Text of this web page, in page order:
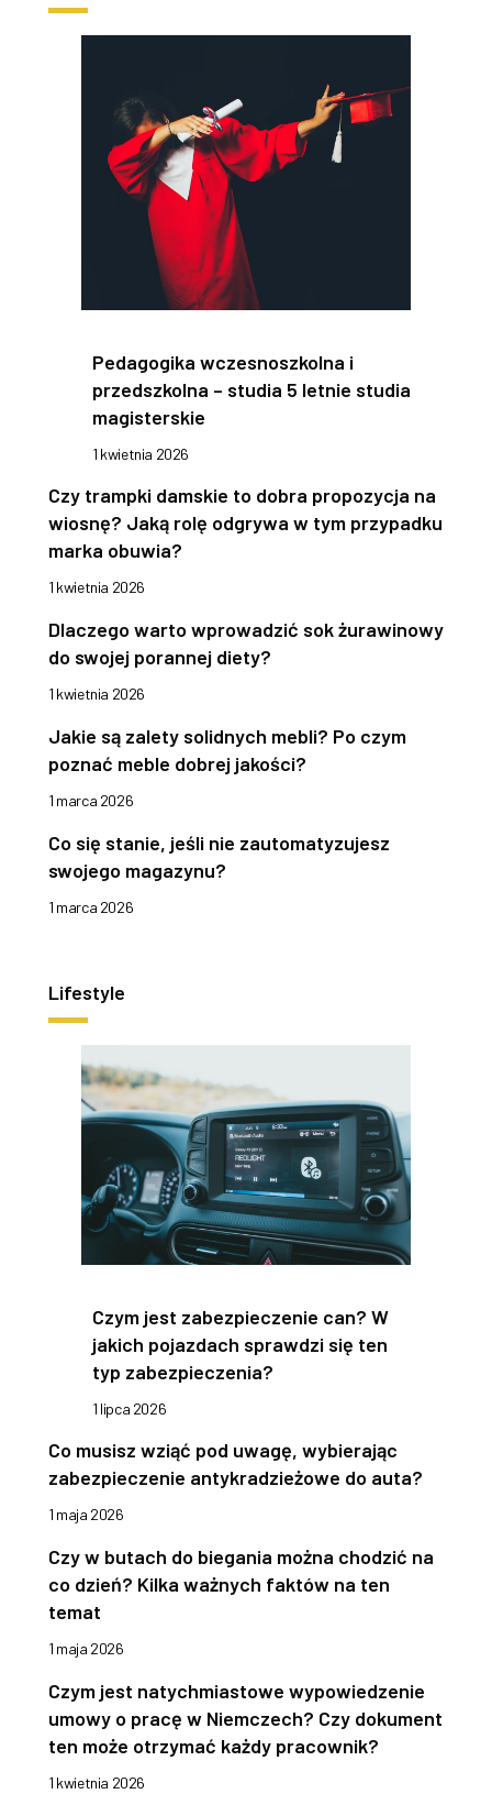
Pedagogika wczesnoszkolna i
przedszkolna – studia 5 letnie studia
magisterskie
1 kwietnia 2026
Czy trampki damskie to dobra propozycja na
wiosnę? Jaką rolę odgrywa w tym przypadku
marka obuwia?
1 kwietnia 2026
Dlaczego warto wprowadzić sok żurawinowy
do swojej porannej diety?
1 kwietnia 2026
Jakie są zalety solidnych mebli? Po czym
poznać meble dobrej jakości?
1 marca 2026
Co się stanie, jeśli nie zautomatyzujesz
swojego magazynu?
1 marca 2026
Lifestyle
Czym jest zabezpieczenie can? W
jakich pojazdach sprawdzi się ten
typ zabezpieczenia?
1 lipca 2026
Co musisz wziąć pod uwagę, wybierając
zabezpieczenie antykradzieżowe do auta?
1 maja 2026
Czy w butach do biegania można chodzić na
co dzień? Kilka ważnych faktów na ten
temat
1 maja 2026
Czym jest natychmiastowe wypowiedzenie
umowy o pracę w Niemczech? Czy dokument
ten może otrzymać każdy pracownik?
1 kwietnia 2026